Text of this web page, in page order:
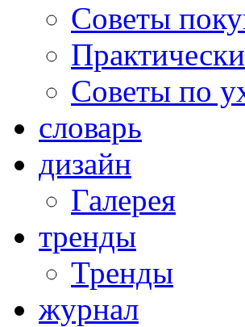
Советы
Советы по
словарь
дизайн
Галерея
тренды
Тренды
журнал